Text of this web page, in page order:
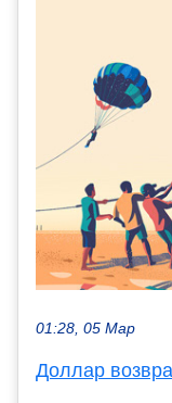
01:28, 05 Мар
Доллар